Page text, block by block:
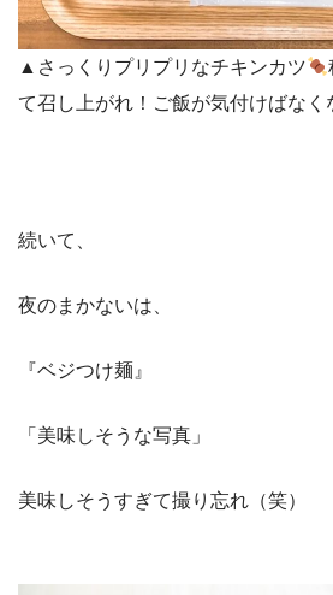
▲さっくりプリプリなチキンカツ
て召し上がれ！ご飯が気付けばなく
続いて、
夜のまかないは、
『ベジつけ麺』
「美味しそうな写真」
美味しそうすぎて撮り忘れ（笑）